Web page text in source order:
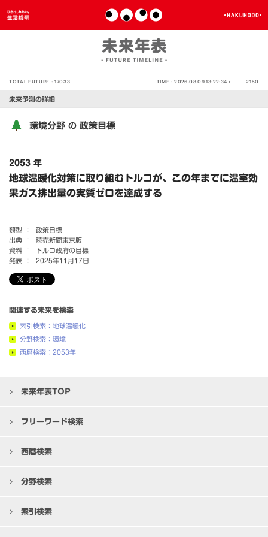
TOTAL FUTURE :17033 TIME :2026.08.09 13:22:34 > 2150
未来予測の詳細
環境分野 の 政策目標
2053 年
地球温暖化対策に取り組むトルコが、この年までに温室効
果ガス排出量の実質ゼロを達成する
類型 ：
政策目標
出典 ：
読売新聞東京版
資料 ：
トルコ政府の目標
発表 ：
2025年11月17日
関連する未来を検索
索引検索：地球温暖化
分野検索：環境
西暦検索：2053年
未来年表TOP
フリーワード検索
西暦検索
分野検索
索引検索